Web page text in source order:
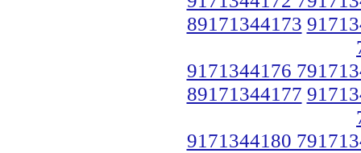
89171344173
9171344176
89171344177
9171344180